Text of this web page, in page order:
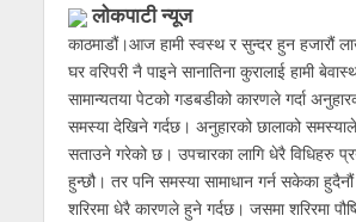
लाेकपाटी न्यूज
काठमाडौं।आज हामी स्वस्थ र सुन्दर हुन हजारौं
घर वरिपरी नै पाइने सानातिना कुरालाई हामी
सामान्यतया पेटको गडबडीको कारणले गर्दा
समस्या देखिने गर्दछ। अनुहारको छालाको
सताउने गरेको छ। उपचारका लागि धेरै विधिहरु
हुन्छौ। तर पनि समस्या सामाधान गर्न सकेका
शरिरमा धेरै कारणले हुने गर्दछ। जसमा शरिरमा